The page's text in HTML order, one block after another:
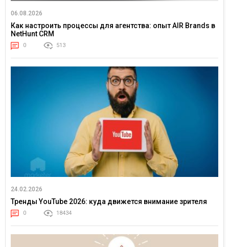
06.08.2026
Как настроить процессы для агентства: опыт AIR Brands в
NetHunt CRM
0 513
24.02.2026
Тренды YouTube 2026: куда движется внимание зрителя
0 18434